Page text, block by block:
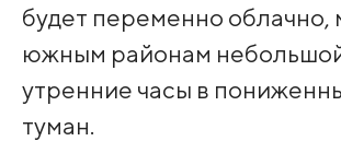
будет переменно облачно,
южным районам
утренние часы в
туман.